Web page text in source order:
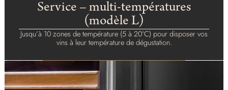
Service – multi-températures
(modèle L)
Jusqu’à 10 zones de température (5 à 20°C) pour disposer vos
vins à leur température de dégustation.